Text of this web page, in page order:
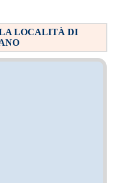
LOCALITÀ DI